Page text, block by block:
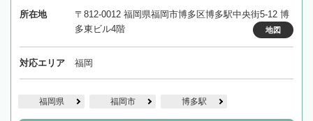
所在地
〒812-0012 福岡県福岡市博多区博多駅中央街5-12 博
多東ビル4階
地図
対応エリア 福岡
福岡県 福岡市 博多駅